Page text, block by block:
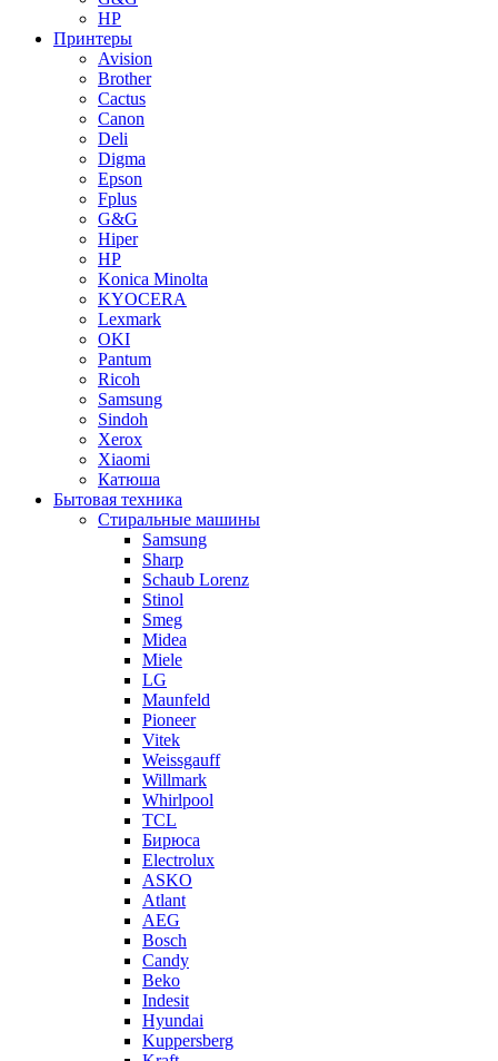
HP
Принтеры
Avision
Brother
Cactus
Canon
Deli
Digma
Epson
Fplus
G&G
Hiper
HP
Konica Minolta
KYOCERA
Lexmark
OKI
Pantum
Ricoh
Samsung
Sindoh
Xerox
Xiaomi
Катюша
Бытовая техника
Стиральные машины
Samsung
Sharp
Schaub Lorenz
Stinol
Smeg
Midea
Miele
LG
Maunfeld
Pioneer
Vitek
Weissgauff
Willmark
Whirlpool
TCL
Бирюса
Electrolux
ASKO
Atlant
AEG
Bosch
Candy
Beko
Indesit
Hyundai
Kuppersberg